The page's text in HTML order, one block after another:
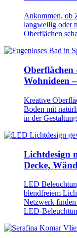
Ankommen, ob
langweilig oder
Oberflächen
Oberflächen
Wohnideen
Kreative
Boden mit
in der
Lichtdesign
Decke,
LED
blendfreiem
Netzwerk finden
LED-